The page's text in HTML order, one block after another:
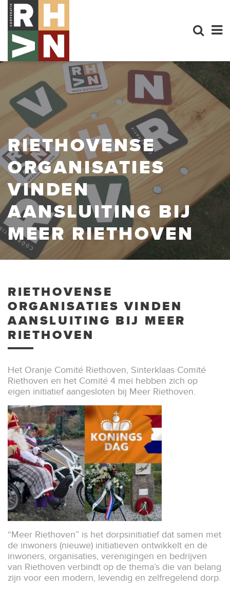
RIETHOVENSE
ORGANISATIES
VINDEN
AANSLUITING BIJ
MEER RIETHOVEN
RIETHOVENSE
ORGANISATIES VINDEN
AANSLUITING BIJ MEER
RIETHOVEN
Het Oranje Comité Riethoven, Sinterklaas Comité
Riethoven en het Comité 4 mei hebben zich op
eigen initiatief aangesloten bij Meer Riethoven.
“Meer Riethoven” is het dorpsinitiatief dat samen met
de inwoners (nieuwe) initiatieven ontwikkelt en de
inwoners, organisaties, verenigingen en bedrijven
van Riethoven verbindt op de thema’s die van belang
zijn voor een modern, levendig en zelfregelend dorp.